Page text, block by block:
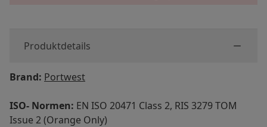
Produktdetails
Brand: Portwest
ISO- Normen: EN ISO 20471 Class 2, RIS 3279 TOM
Issue 2 (Orange Only)